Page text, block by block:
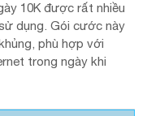
10K được rất nhiều
dụng. Gói cước này
phù hợp với
trong ngày khi